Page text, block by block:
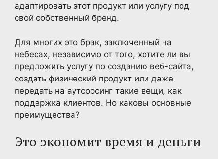
адаптировать этот продукт или услугу под
свой собственный бренд.
Для многих это брак, заключенный на
небесах, независимо от того, хотите ли вы
предложить услугу по созданию веб-сайта,
создать физический продукт или даже
передать на аутсорсинг такие вещи, как
поддержка клиентов. Но каковы основные
преимущества?
Это экономит время и деньги